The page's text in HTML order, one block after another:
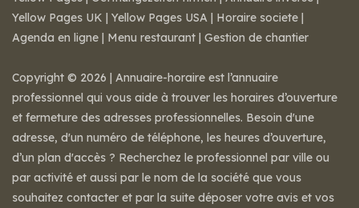
Yellow Pages UK | Yellow Pages USA | Horaire societe |
Agenda en ligne | Menu restaurant | Gestion de chantier
Copyright © 2026 | Annuaire-horaire est l’annuaire
professionnel qui vous aide à trouver les horaires d’ouverture
et fermeture des adresses professionnelles. Besoin d'une
adresse, d'un numéro de téléphone, les heures d’ouverture,
d’un plan d'accès ? Recherchez le professionnel par ville ou
par activité et aussi par le nom de la société que vous
souhaitez contacter et par la suite déposer votre avis et vos